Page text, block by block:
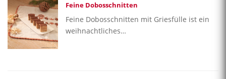
Feine Dobosschnitten
Feine Dobosschnitten mit Griesfülle ist ein
weihnachtliches…